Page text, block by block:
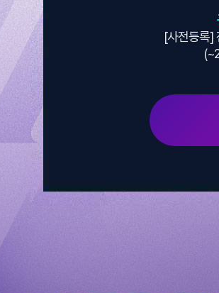
[사전등록]